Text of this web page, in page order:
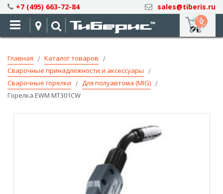
Skip
to
Content
+7 (495) 663-72-84
sales@tiberis.ru
0
Главная
Каталог товаров
Сварочные принадлежности и аксессуары
Сварочные горелки
Для полуавтома (MIG)
Горелка EWM MT301CW